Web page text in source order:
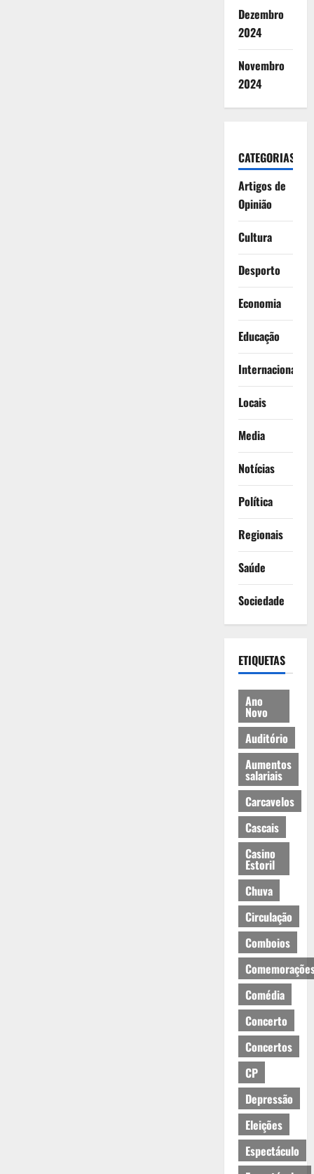
Dezembro
2024
Novembro
2024
CATEGORIAS
Artigos de
Opinião
Cultura
Desporto
Economia
Educação
Internacionais
Locais
Media
Notícias
Política
Regionais
Saúde
Sociedade
ETIQUETAS
Ano
Novo
Auditório
Aumentos
salariais
Carcavelos
Cascais
Casino
Estoril
Chuva
Circulação
Comboios
Comédia
Concerto
Concertos
CP
Depressão
Eleições
Espectáculo